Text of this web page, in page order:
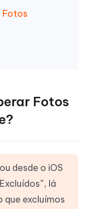
Fotos
Fotos
desde o iOS
lá
que excluímos